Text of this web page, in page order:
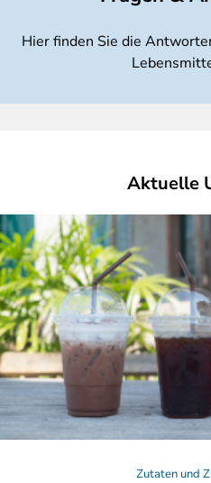
Hier finden Sie die
Aktuelle
Zutaten und